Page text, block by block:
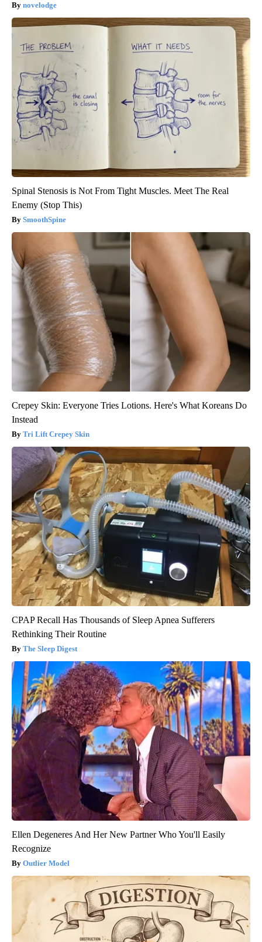
novelodge
Spinal Stenosis is Not From Tight Muscles. Meet The Real
Enemy (Stop This)
SmoothSpine
Crepey Skin: Everyone Tries Lotions. Here's What Koreans Do
Instead
Tri Lift Crepey Skin
CPAP Recall Has Thousands of Sleep Apnea Sufferers
Rethinking Their Routine
The Sleep Digest
Ellen Degeneres And Her New Partner Who You'll Easily
Recognize
Outlier Model